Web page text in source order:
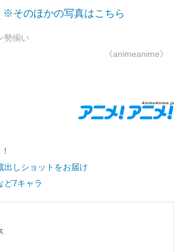
※そのほかの写真はこちら
勢揃い
《animeanime》
出しショットをお届け
ど7キャラ